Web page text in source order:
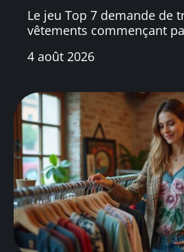
Le jeu Top 7 demande de
vêtements commençant
4 août 2026